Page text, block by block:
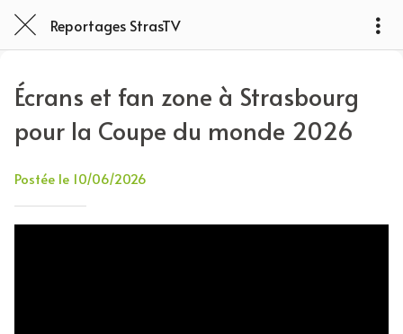
Reportages StrasTV
Écrans et fan zone à Strasbourg
pour la Coupe du monde 2026
Postée le 10/06/2026